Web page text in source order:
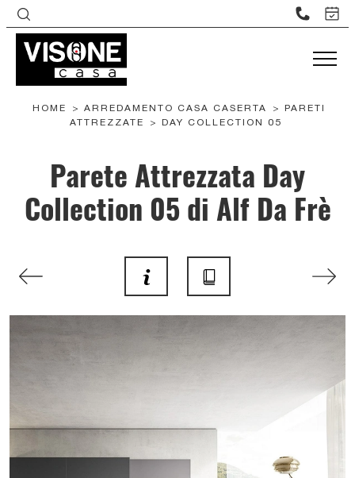
HOME > ARREDAMENTO CASA CASERTA > PARETI
ATTREZZATE
> DAY COLLECTION 05
Parete Attrezzata Day
Collection 05 di Alf Da Frè